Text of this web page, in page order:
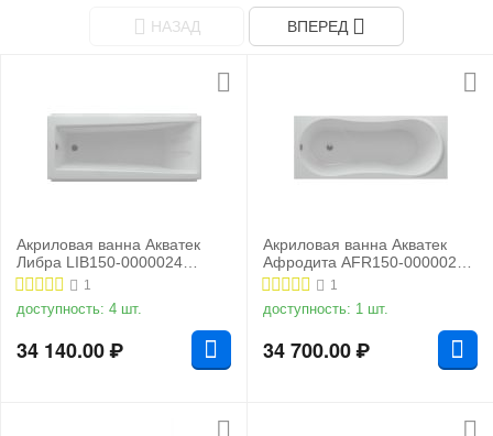
НАЗАД ВПЕРЕД
Акриловая ванна Акватек
Либра LIB150-0000024
150x70 слив слева
1
доступность: 4 шт.
34 140.00₽
Акриловая ванна Акватек
Афродита AFR150-0000026
150x70, слив слева
1
доступность: 1 шт.
34 700.00₽